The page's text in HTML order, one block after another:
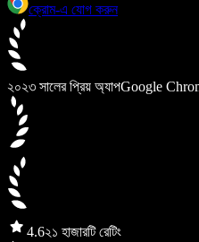
ক্রোম-এ যোগ করুন
২০২৩ সালের প্রিয় অ্যাপGoogle
4.6২১ হাজারটি রেটিং